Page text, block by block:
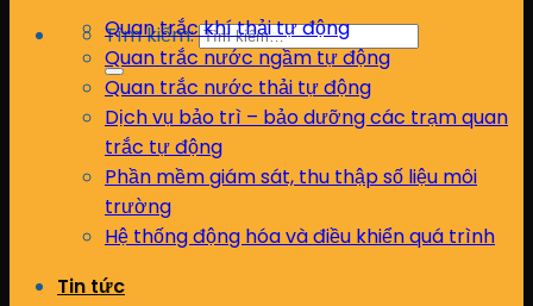
Tìm kiếm:
Quan trắc khí thải tự động
Quan trắc nước ngầm tự động
Quan trắc nước thải tự động
Dịch vụ bảo trì – bảo dưỡng các trạm quan
trắc tự động
Phần mềm giám sát, thu thập số liệu môi
trường
Hệ thống động hóa và điều khiển quá trình
Tin tức